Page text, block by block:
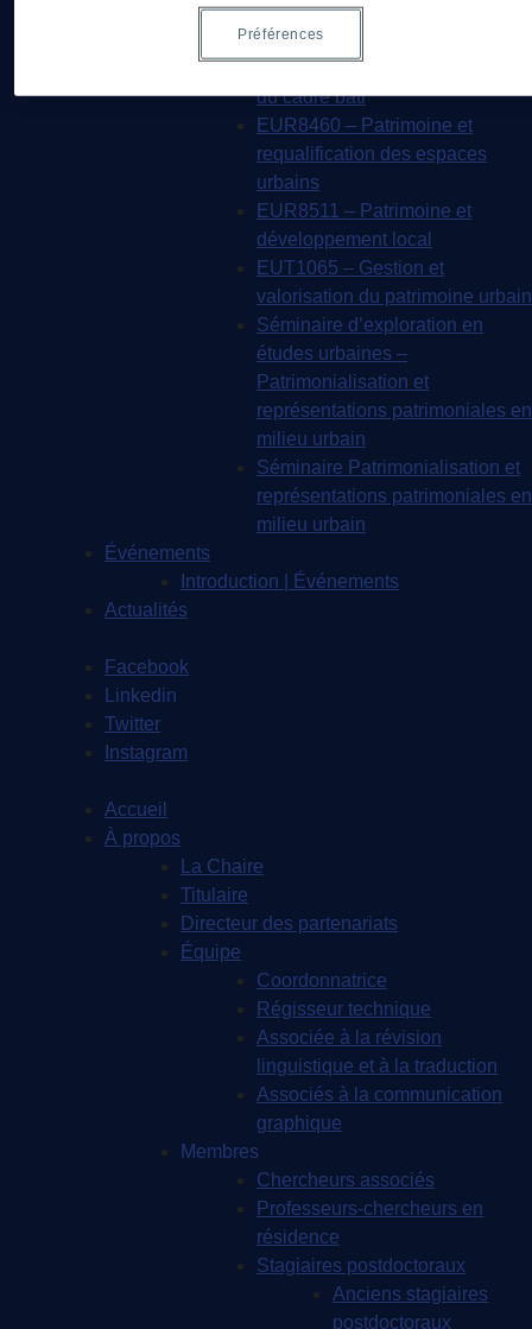
sociales et culturelles du
tourisme
EUR8216 – Méthodes d’analyse
du cadre bâti
EUR8460 – Patrimoine et
requalification des espaces
urbains
EUR8511 – Patrimoine et
développement local
EUT1065 – Gestion et
valorisation du patrimoine urbain
Séminaire d’exploration en
études urbaines –
Patrimonialisation et
représentations patrimoniales en
milieu urbain
Séminaire Patrimonialisation et
représentations patrimoniales en
milieu urbain
Événements
Introduction | Événements
Actualités
Facebook
Linkedin
Twitter
Instagram
Accueil
À propos
La Chaire
Titulaire
Directeur des partenariats
Équipe
Coordonnatrice
Régisseur technique
Associée à la révision
linguistique et à la traduction
Associés à la communication
graphique
Membres
Chercheurs associés
Professeurs-chercheurs en
résidence
Stagiaires postdoctoraux
Anciens stagiaires
postdoctoraux
Préférences